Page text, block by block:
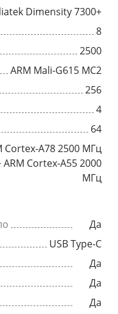
Dimensity 7300+
8
2500
ARM Mali-G615 MC2
256
4
64
Cortex-A78 2500 МГц
ARM Cortex-A55 2000
МГц
Да
USB Type-C
Да
Да
Да